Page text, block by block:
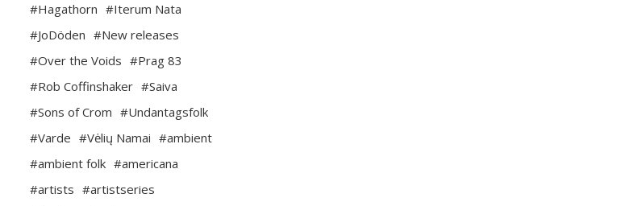
#Hagathorn #Iterum Nata
#JoDöden #New releases
#Over the Voids #Prag 83
#Rob Coffinshaker #Saiva
#Sons of Crom #Undantagsfolk
#Varde #Vėlių Namai #ambient
#ambient folk #americana
#artists #artistseries